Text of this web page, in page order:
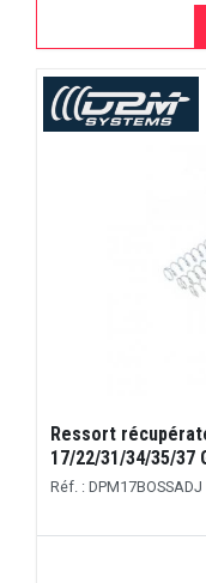
Ressort
17/22/31/34/35/37
Réf. : DPM17BOSSADJ